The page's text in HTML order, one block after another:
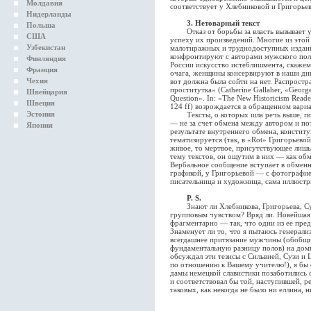
Молдавия
Нидерланды
Польша
США
Узбекистан
Финляндия
Франция
Чехия
Швейцария
Швеция
Эстония
Япония
соответствует у Хлебниковой и
3. Нетоварный текст
Отказ от борьбы за власть вызывает
успеху их произведений. Многие из
малотиражных и труднодоступных
конфронтируют с авторами мужского
России искусство истеблишмента,
очага, женщины консервируют в наши
вот должна была сойти на нет.
проститутка» (Catherine Gallaher,
Question». In: «The New Historicism
124 ff) возрождается в обращенном
Тексты, о которых шла речь выше,
— не за счет обмена между автором и
результате внутреннего обмена,
тематизируется (так, в «Rot»
живое, то мертвое, присутствующее
тему текстов, он ощутим в них — как
Вербальное сообщение вступает в
графикой, у Григорьевой — с
писательница и художница, сама
P. S.
Знают ли Хлебникова, Григорьева,
групповым чувством? Вряд ли. Новейшая
фрагментарно — так, что одни из ее
Знаменует ли то, что я пытаюсь
всегдашнее притязание мужчины
фундаментальную разницу полов) на
обсуждал эти тезисы с Сильвией, Сузи
по отношению к Вашему учителю!), я бы
дамы немецкой славистики
и соответствовал бы той, наступившей,
таковых, как некогда не было ни еллина,